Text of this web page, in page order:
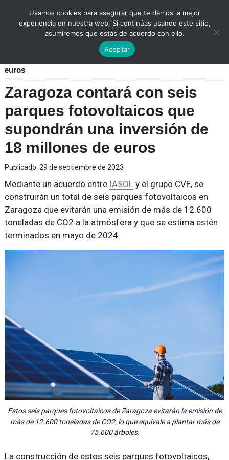
Zaragoza contará con seis parques
fotovoltaicos que supondrán una inversión de 18 millones de
euros
Zaragoza contará con seis
parques fotovoltaicos que
supondrán una inversión de
18 millones de euros
Publicado: 29 de septiembre de 2023
Mediante un acuerdo entre IASOLy el grupo CVE, se
construirán un total de seis parques fotovoltaicos en
Zaragoza que evitarán una emisión de más de 12.600
toneladas de CO2 a la atmósfera y que se estima estén
terminados en mayo de 2024.
Estos seis parques fotovoltaicos de Zaragoza evitarán la emisión de
más de 12.600 toneladas de CO2, lo que equivale a plantar más de
75.600 árboles.
La construcción de estos seis parques fotovoltaicos,
Usamos cookies para asegurar que te damos la mejor
experiencia en nuestra web. Si continúas usando este sitio,
asumiremos que estás de acuerdo con ello.
Aceptar